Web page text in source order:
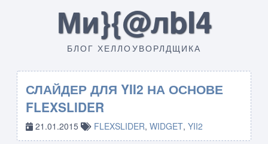
Ми}{@лbI4
БЛОГ ХЕЛЛОУВОРЛДЩИКА
СЛАЙДЕР ДЛЯ YII2 НА ОСНОВЕ
FLEXSLIDER
21.01.2015 FLEXSLIDER, WIDGET, YII2